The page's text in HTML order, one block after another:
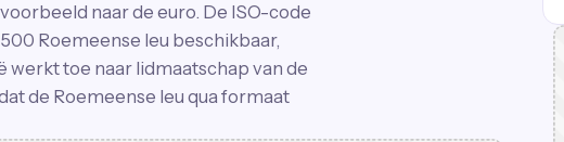
naar de euro. De ISO-code
Roemeense leu beschikbaar,
werkt toe naar lidmaatschap van de
de Roemeense leu qua formaat